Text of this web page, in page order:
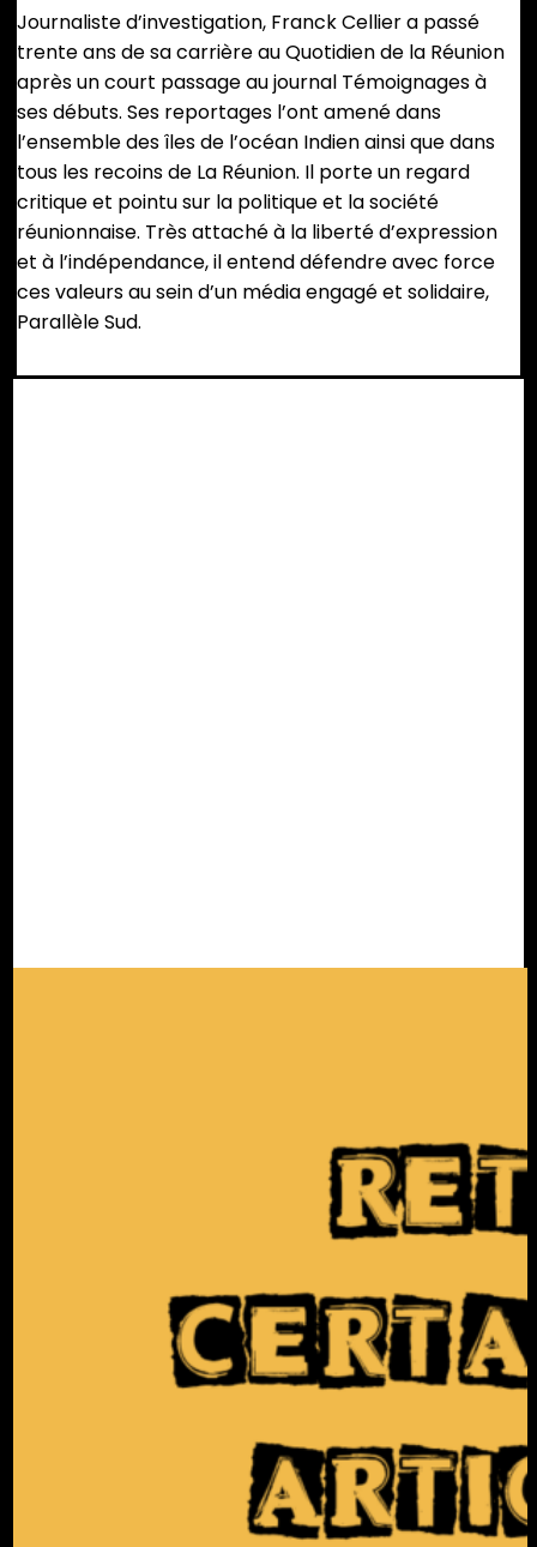
Journaliste d’investigation, Franck Cellier a passé
trente ans de sa carrière au Quotidien de la Réunion
après un court passage au journal Témoignages à
ses débuts. Ses reportages l’ont amené dans
l’ensemble des îles de l’océan Indien ainsi que dans
tous les recoins de La Réunion. Il porte un regard
critique et pointu sur la politique et la société
réunionnaise. Très attaché à la liberté d’expression
et à l’indépendance, il entend défendre avec force
ces valeurs au sein d’un média engagé et solidaire,
Parallèle Sud.